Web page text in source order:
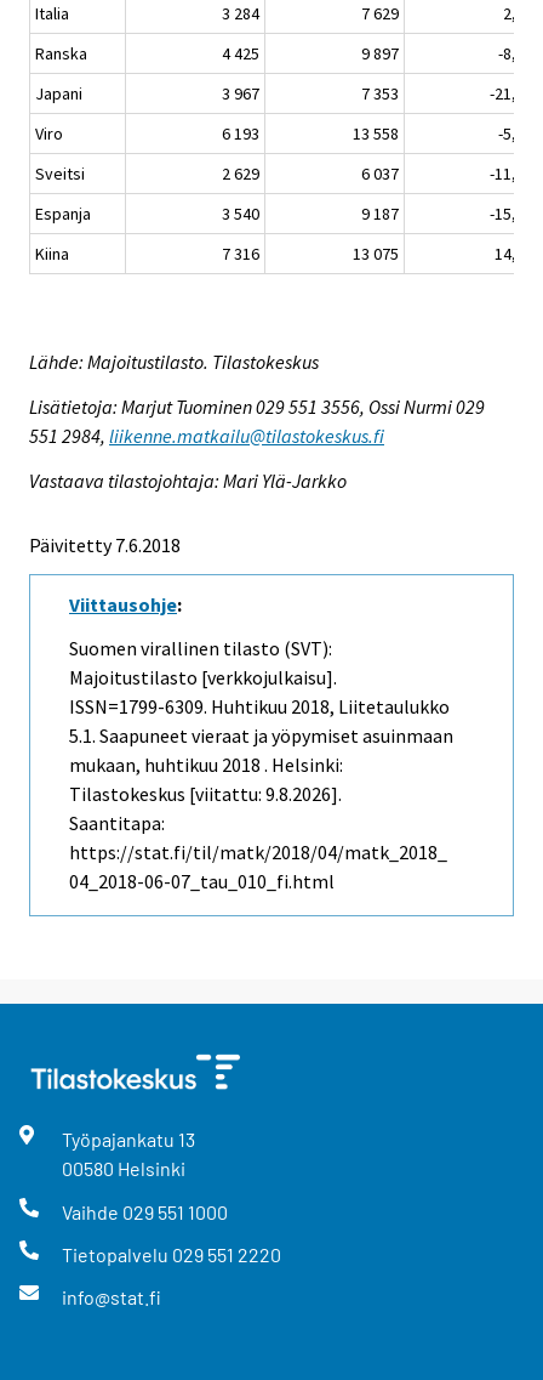
Italia
3 284 7 629
2,8
Ranska
4 425 9 897
-8,4
Japani
3 967 7 353
-21,3
Viro
6 193 13 558
-5,1
Sveitsi
2 629 6 037
-11,6
Espanja
3 540 9 187
-15,2
Kiina
7 316 13 075 14,7
Lähde: Majoitustilasto. Tilastokeskus
Lisätietoja: Marjut Tuominen 029 551 3556, Ossi Nurmi 029
551 2984, liikenne.matkailu@tilastokeskus.fi
Vastaava tilastojohtaja: Mari Ylä-Jarkko
Päivitetty 7.6.2018
Viittausohje:
Suomen virallinen tilasto (SVT):
Majoitustilasto [verkkojulkaisu].
ISSN=1799-6309. Huhtikuu 2018, Liitetaulukko
5.1. Saapuneet vieraat ja yöpymiset asuinmaan
mukaan, huhtikuu 2018 . Helsinki:
Tilastokeskus [viitattu: 9.8.2026].
Saantitapa:
https://stat.fi/til/matk/2018/04/matk_2018_
04_2018-06-07_tau_010_fi.html
Työpajankatu 13
00580 Helsinki
Vaihde 029 551 1000
Tietopalvelu 029 551 2220
info@stat.fi